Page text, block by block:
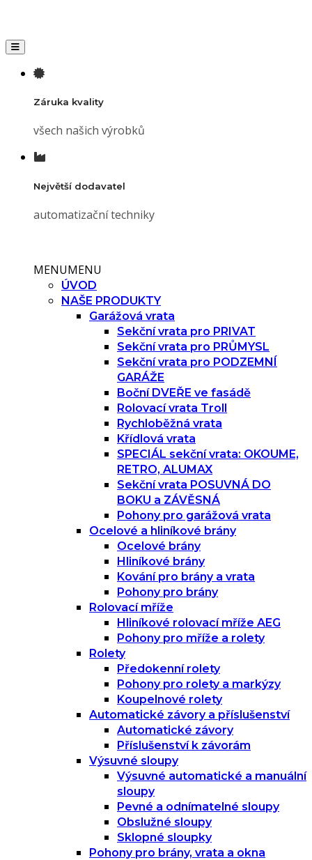
Toggle navigation
Záruka kvality
všech našich výrobků
Největší dodavatel
automatizační techniky
MENUMENU
ÚVOD
NAŠE PRODUKTY
Garážová vrata
Sekční vrata pro PRIVAT
Sekční vrata pro PRŮMYSL
Sekční vrata pro PODZEMNÍ
GARÁŽE
Boční DVEŘE ve fasádě
Rolovací vrata Troll
Rychloběžná vrata
Křídlová vrata
SPECIÁL sekční vrata: OKOUME,
RETRO, ALUMAX
Sekční vrata POSUVNÁ DO
BOKU a ZÁVĚSNÁ
Pohony pro garážová vrata
Ocelové a hliníkové brány
Ocelové brány
Hliníkové brány
Kování pro brány a vrata
Pohony pro brány
Rolovací mříže
Hliníkové rolovací mříže AEG
Pohony pro mříže a rolety
Rolety
Předokenní rolety
Pohony pro rolety a markýzy
Koupelnové rolety
Automatické závory a příslušenství
Automatické závory
Příslušenství k závorám
Výsuvné sloupy
Výsuvné automatické a manuální
sloupy
Pevné a odnímatelné sloupy
Obslužné sloupy
Sklopné sloupky
Pohony pro brány, vrata a okna